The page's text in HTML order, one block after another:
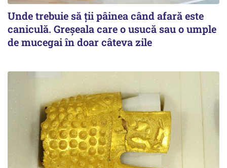
Unde trebuie să ții pâinea când afară este
caniculă. Greșeala care o usucă sau o umple
de mucegai în doar câteva zile